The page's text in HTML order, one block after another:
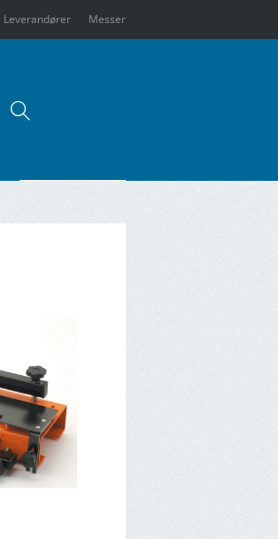
Leverandører Messer